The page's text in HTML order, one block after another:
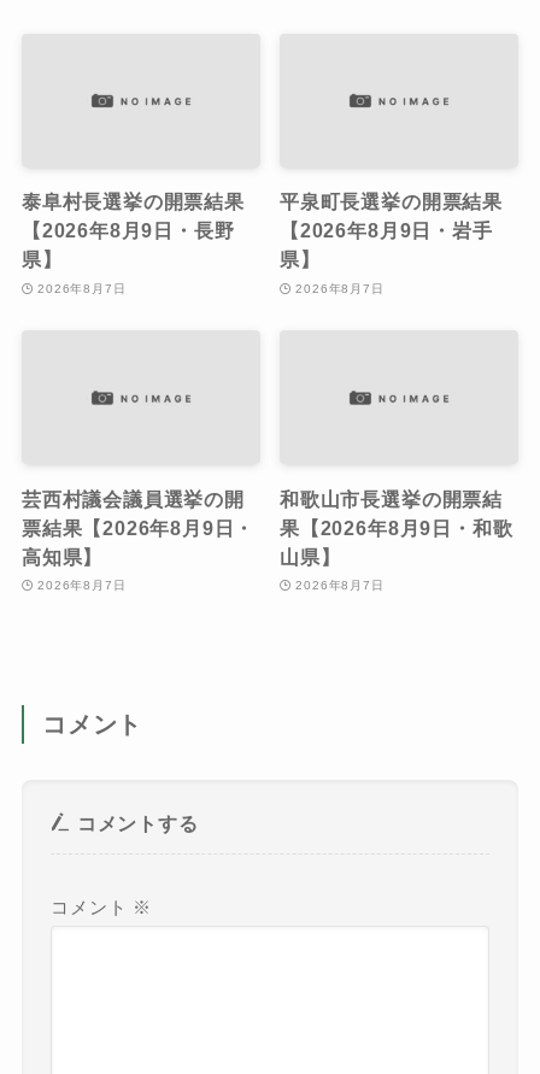
泰阜村長選挙の開票結果
【2026年8月9日・長野
県】
2026年8月7日
平泉町長選挙の開票結果
【2026年8月9日・岩手
県】
2026年8月7日
芸西村議会議員選挙の開
票結果【2026年8月9日・
高知県】
2026年8月7日
和歌山市長選挙の開票結
果【2026年8月9日・和歌
山県】
2026年8月7日
コメント
コメントする
コメント ※